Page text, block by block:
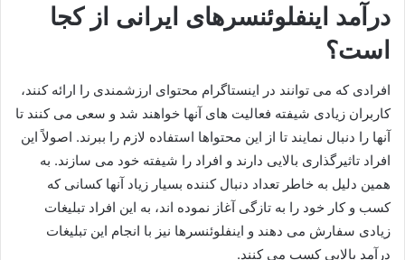
درآمد اینفلوئنسرهای ایرانی از کجا
است؟
افرادی که می توانند در اینستاگرام محتوای ارزشمندی را ارائه کنند،
کاربران زیادی شیفته فعالیت های آنها خواهند شد و سعی می‌ کنند تا
آنها را دنبال نمایند تا از این محتواها استفاده لازم را ببرند. اصولاً ‌این
افراد تاثیرگذاری بالایی دارند و افراد را شیفته خود می سازند. به
همین دلیل به خاطر تعداد دنبال کننده بسیار زیاد آنها کسانی که
کسب و کار خود را به تازگی آغاز نموده اند، به این افراد تبلیغات
زیادی سفارش می‌ دهند و اینفلوئنسرها نیز با انجام این تبلیغات
درآمد بالایی کسب می‌ کنند.